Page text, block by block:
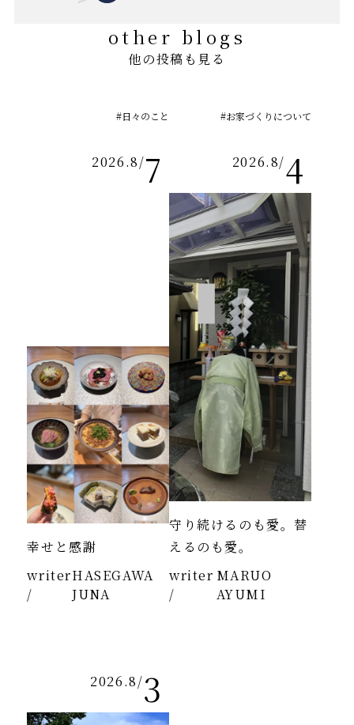
other blogs
他の投稿も見る
2026.8/7
幸せと感謝
#日々のこと
writer
/
HASEGAWA
JUNA
2026.8/4
守り続けるのも愛。替
えるのも愛。
#お家づくりについて
writer
/
MARUO
AYUMI
2026.8/3